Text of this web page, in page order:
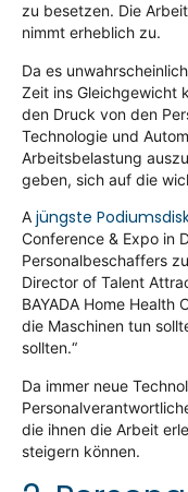
zu besetzen. Die
nimmt erheblich zu.
Da es
Zeit ins Gleichgewicht
den Druck von den
Technologie und
Arbeitsbelastung
geben, sich auf die
A jüngste
Conference & Expo in
Personalbeschaffers
Director of Talent
BAYADA Home Health
die Maschinen tun
sollten.“
Da immer neue
die ihnen die Arbeit
steigern können.